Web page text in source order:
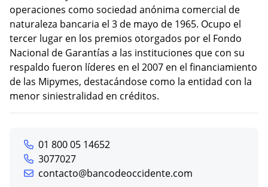
operaciones como sociedad anónima comercial de
naturaleza bancaria el 3 de mayo de 1965. Ocupo el
tercer lugar en los premios otorgados por el Fondo
Nacional de Garantías a las instituciones que con su
respaldo fueron líderes en el 2007 en el financiamiento
de las Mipymes, destacándose como la entidad con la
menor siniestralidad en créditos.
01 800 05 14652
3077027
contacto@bancodeoccidente.com